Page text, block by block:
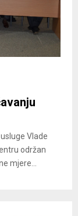
Vlade
održan
mjere...